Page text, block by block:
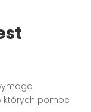
których pomoc